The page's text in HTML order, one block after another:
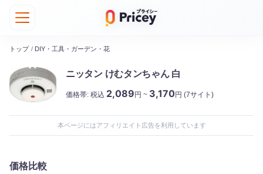
トップ / DIY・工具・ガーデン・花
ニッタン けむタンちゃん 白
価格帯: 税込 2,089 円 ~ 3,170円 (7サイト)
本ページにはアフィリエイト広告を利用しています
価格比較